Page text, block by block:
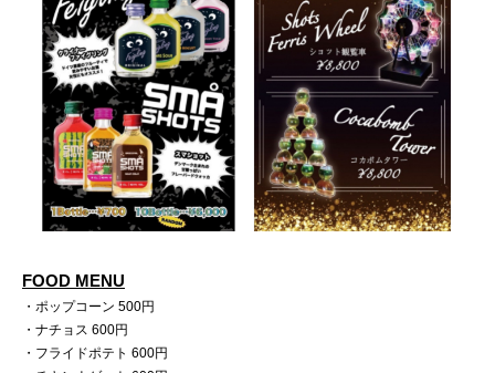
FOOD MENU
・ポップコーン 500円
・ナチョス 600円
・フライドポテト 600円